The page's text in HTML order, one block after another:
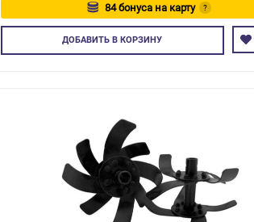
84 бонуса на карту
?
Авторизуйтесь
ДОБАВИТЬ В КОРЗИНУ